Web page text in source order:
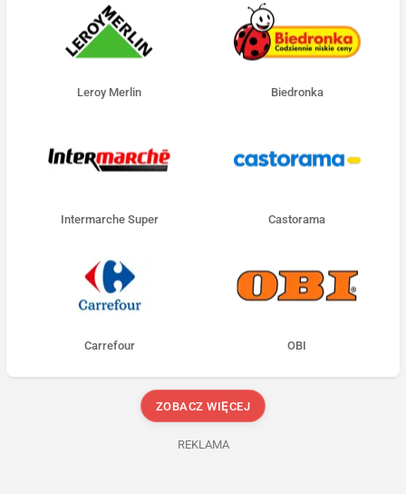
Leroy Merlin Biedronka
Intermarche Super Castorama
Carrefour OBI
ZOBACZ WIĘCEJ
REKLAMA